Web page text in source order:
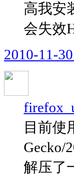
高我安
会失效
2010-11-
目前使
Gecko/
解压了